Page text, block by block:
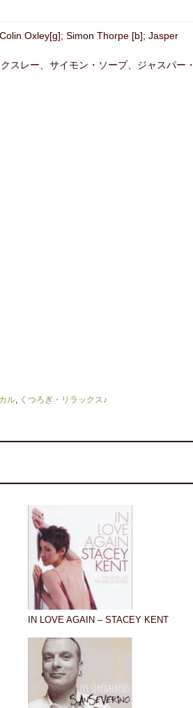
Oxley[g]; Simon Thorpe [b]; Jasper
スレー、サイモン・ソープ、ジャスパー・
ル, くつろぎ・リラックス♪
IN LOVE AGAIN – STACEY KENT